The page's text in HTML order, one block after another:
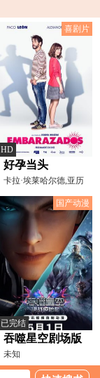
喜剧片
HD
好孕当头
卡拉·埃莱哈尔德,亚历
山德拉·希门内斯,帕
国产动漫
已完结
吞噬星空剧场版
决战原始星
未知